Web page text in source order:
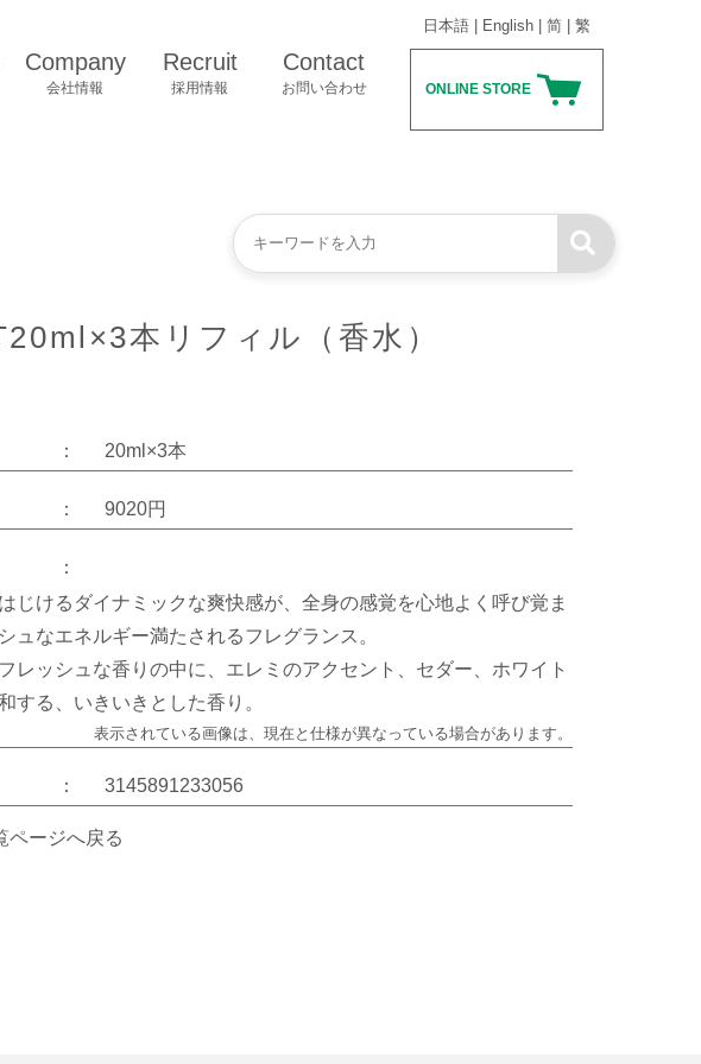
Company
会社情報
Recruit
採用情報
Contact
お問い合わせ
日本語 English |简 |繁
ONLINE STORE
本リフィル（香水）
： 20ml×3本
： 9020円
：
じけるダイナミックな爽快感が、全身の感覚を心地よく呼び覚ま
ュなエネルギー満たされるフレグランス。
レッシュな香りの中に、エレミのアクセント、セダー、ホワイト
する、いきいきとした香り。
表示されている画像は、 現在と仕様が異なっている場合があります。
： 3145891233056
ページへ戻る